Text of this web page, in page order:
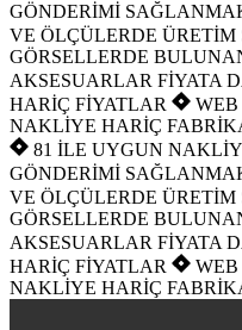
GÖNDERİMİ
VE ÖLÇÜLERDE
GÖRSELLERDE
AKSESUARLAR FİYATA
HARİÇ FİYATLAR
NAKLİYE HARİÇ
81 İLE UYGUN
GÖNDERİMİ
VE ÖLÇÜLERDE
GÖRSELLERDE
AKSESUARLAR FİYATA
HARİÇ FİYATLAR
NAKLİYE HARİÇ